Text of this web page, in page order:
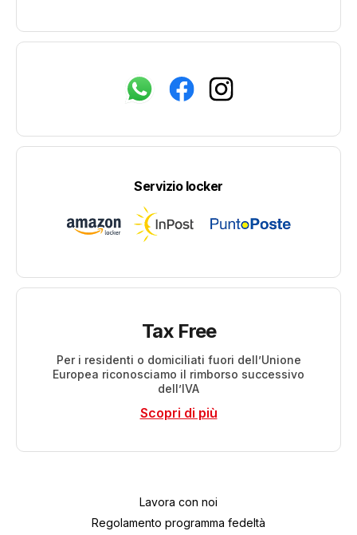
Servizio locker
Tax Free
Per i residenti o domiciliati fuori dell’Unione
Europea riconosciamo il rimborso successivo
dell’IVA
Scopri di più
Lavora con noi
Regolamento programma fedeltà